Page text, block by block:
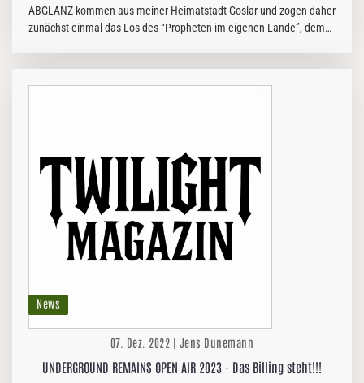
ABGLANZ kommen aus meiner Heimatstadt Goslar und zogen daher
zunächst einmal das Los des “Propheten im eigenen Lande”, dem
News
07. Dez. 2022 | Jens Dunemann
UNDERGROUND REMAINS OPEN AIR 2023 - Das Billing steht!!!